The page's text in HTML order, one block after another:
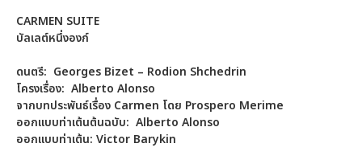
CARMEN SUITE
บัลเลต์หนึ่งองก์
ดนตรี: Georges Bizet – Rodion Shchedrin
โครงเรื่อง: Alberto Alonso
จากบทประพันธ์เรื่อง Carmen โดย Prospero Merime
ออกแบบท่าเต้นต้นฉบับ: Alberto Alonso
ออกแบบท่าเต้น: Victor Barykin